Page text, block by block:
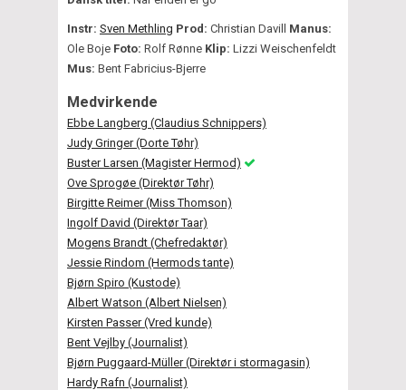
Instr: Sven Methling Prod: Christian Davill Manus:
Ole Boje Foto: Rolf Rønne Klip: Lizzi Weischenfeldt
Mus: Bent Fabricius-Bjerre
Medvirkende
Ebbe Langberg (Claudius Schnippers)
Judy Gringer (Dorte Tøhr)
Buster Larsen (Magister Hermod)
Ove Sprogøe (Direktør Tøhr)
Birgitte Reimer (Miss Thomson)
Ingolf David (Direktør Taar)
Mogens Brandt (Chefredaktør)
Jessie Rindom (Hermods tante)
Bjørn Spiro (Kustode)
Albert Watson (Albert Nielsen)
Kirsten Passer (Vred kunde)
Bent Vejlby (Journalist)
Bjørn Puggaard-Müller (Direktør i stormagasin)
Hardy Rafn (Journalist)